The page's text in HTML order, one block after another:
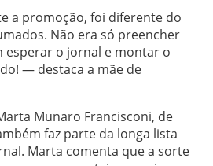
a promoção, foi diferente do
Não era só preencher
esperar o jornal e montar o
— destaca a mãe de
Munaro Francisconi, de
faz parte da longa lista
Marta comenta que a sorte